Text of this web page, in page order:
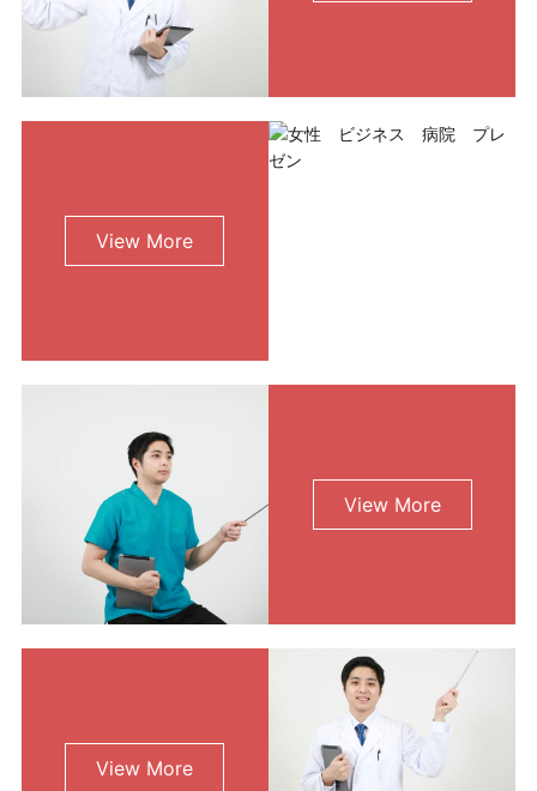
View More
View More
View More